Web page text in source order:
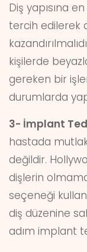
Diş yapısına
tercih edilerek
kişilerde
gereken bir
durumlarda
3- İmplant
hastada
değildir.
dişlerin
seçeneği
diş düzenine
adım implant